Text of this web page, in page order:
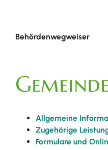
Behördenwegweiser
Allgemeine
Zugehörige
Formulare und